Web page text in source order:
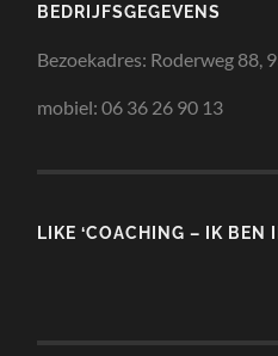
BEDRIJFSGEGEVENS
Bezoekadres: Roderweg 88,
mobiel: 06 36 26 90 13
LIKE ‘COACHING – IK BEN